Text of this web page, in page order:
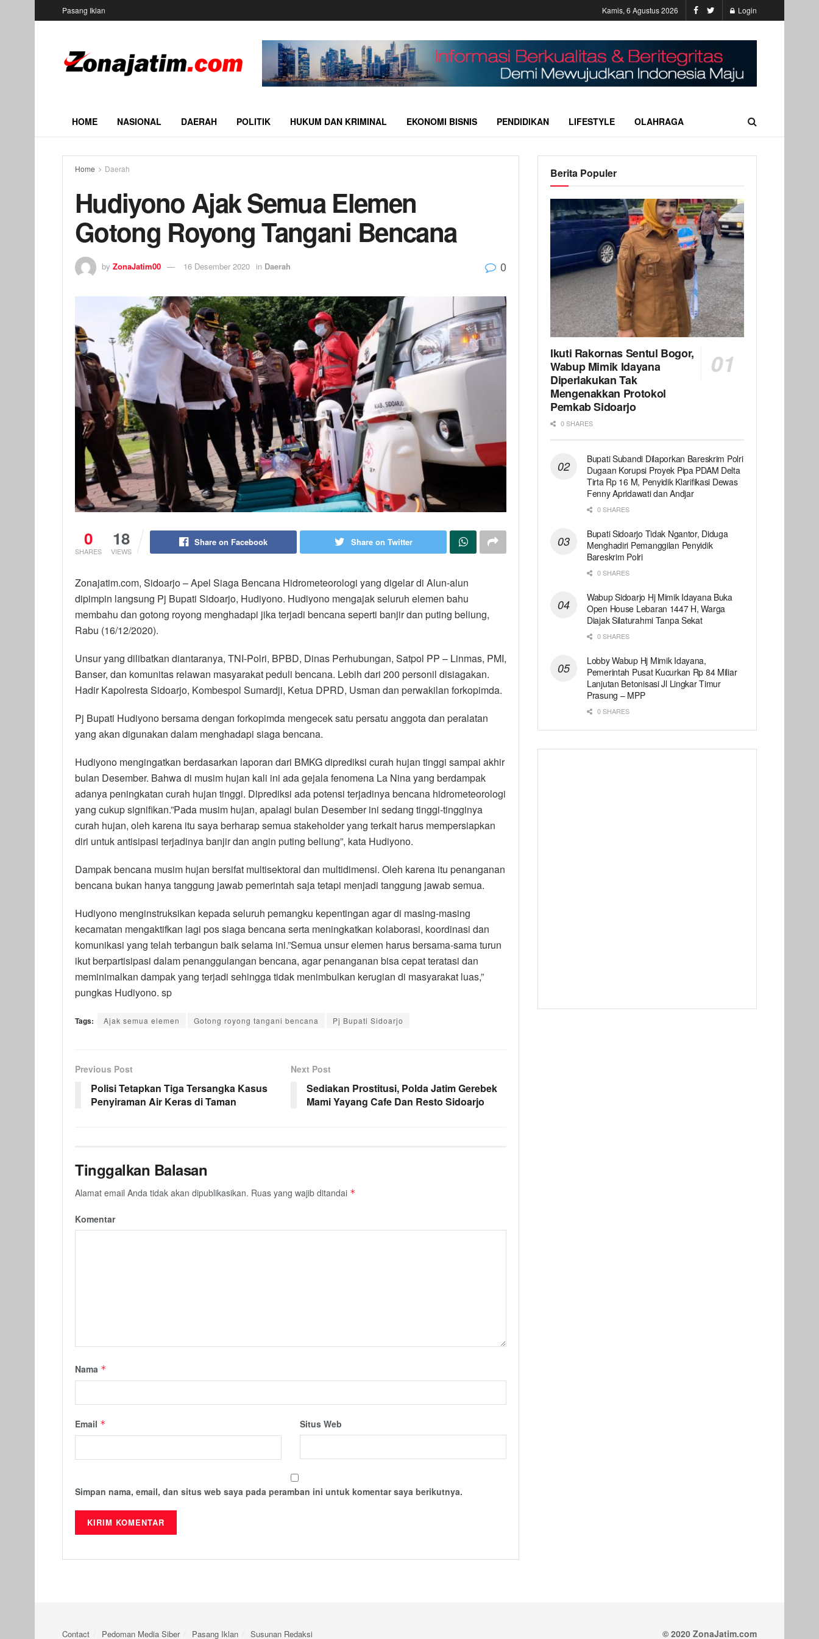
Pasang Iklan Kamis, 6 Agustus 2026 Login
HOME NASIONAL DAERAH POLITIK HUKUM DAN KRIMINAL EKONOMI BISNIS PENDIDIKAN LIFESTYLE OLAHRAGA
Home Daerah
Hudiyono Ajak Semua Elemen
Gotong Royong Tangani Bencana
by ZonaJatim00 16 Desember 2020 in Daerah 0
0
SHARES
18
VIEWS
Share on Facebook Share on Twitter
Zonajatim.com, Sidoarjo – Apel Siaga Bencana Hidrometeorologi yang digelar di Alun-alun
dipimpin langsung Pj Bupati Sidoarjo, Hudiyono. Hudiyono mengajak seluruh elemen bahu
membahu dan gotong royong menghadapi jika terjadi bencana seperti banjir dan puting beliung,
Rabu (16/12/2020).
Unsur yang dilibatkan diantaranya, TNI-Polri, BPBD, Dinas Perhubungan, Satpol PP – Linmas, PMI,
Banser, dan komunitas relawan masyarakat peduli bencana. Lebih dari 200 personil disiagakan.
Hadir Kapolresta Sidoarjo, Kombespol Sumardji, Ketua DPRD, Usman dan perwakilan forkopimda.
Pj Bupati Hudiyono bersama dengan forkopimda mengecek satu persatu anggota dan peralatan
yang akan digunakan dalam menghadapi siaga bencana.
Hudiyono mengingatkan berdasarkan laporan dari BMKG diprediksi curah hujan tinggi sampai akhir
bulan Desember. Bahwa di musim hujan kali ini ada gejala fenomena La Nina yang berdampak
adanya peningkatan curah hujan tinggi. Diprediksi ada potensi terjadinya bencana hidrometeorologi
yang cukup signifikan.”Pada musim hujan, apalagi bulan Desember ini sedang tinggi-tingginya
curah hujan, oleh karena itu saya berharap semua stakeholder yang terkait harus mempersiapkan
diri untuk antisipasi terjadinya banjir dan angin puting beliung”, kata Hudiyono.
Dampak bencana musim hujan bersifat multisektoral dan multidimensi. Oleh karena itu penanganan
bencana bukan hanya tanggung jawab pemerintah saja tetapi menjadi tanggung jawab semua.
Hudiyono menginstruksikan kepada seluruh pemangku kepentingan agar di masing-masing
kecamatan mengaktifkan lagi pos siaga bencana serta meningkatkan kolaborasi, koordinasi dan
komunikasi yang telah terbangun baik selama ini.”Semua unsur elemen harus bersama-sama turun
ikut berpartisipasi dalam penanggulangan bencana, agar penanganan bisa cepat teratasi dan
meminimalkan dampak yang terjadi sehingga tidak menimbulkan kerugian di masyarakat luas,”
pungkas Hudiyono. sp
Tags: Ajak semua elemen Gotong royong tangani bencana Pj Bupati Sidoarjo
Previous Post
Polisi Tetapkan Tiga Tersangka Kasus
Penyiraman Air Keras di Taman
Next Post
Sediakan Prostitusi, Polda Jatim Gerebek
Mami Yayang Cafe Dan Resto Sidoarjo
Tinggalkan Balasan
Alamat email Anda tidak akan dipublikasikan. Ruas yang wajib ditandai *
Komentar
Nama *
Email * Situs Web
Simpan nama, email, dan situs web saya pada peramban ini untuk komentar saya berikutnya.
Berita Populer
Ikuti Rakornas Sentul Bogor,
Wabup Mimik Idayana
Diperlakukan Tak
Mengenakkan Protokol
Pemkab Sidoarjo
0 SHARES
Bupati Subandi Dilaporkan Bareskrim Polri
Dugaan Korupsi Proyek Pipa PDAM Delta
Tirta Rp 16 M, Penyidik Klarifikasi Dewas
Fenny Apridawati dan Andjar
0 SHARES
Bupati Sidoarjo Tidak Ngantor, Diduga
Menghadiri Pemanggilan Penyidik
Bareskrim Polri
0 SHARES
Wabup Sidoarjo Hj Mimik Idayana Buka
Open House Lebaran 1447 H, Warga
Diajak Silaturahmi Tanpa Sekat
0 SHARES
Lobby Wabup Hj Mimik Idayana,
Pemerintah Pusat Kucurkan Rp 84 Miliar
Lanjutan Betonisasi Jl Lingkar Timur
Prasung – MPP
0 SHARES
Contact Pedoman Media Siber Pasang Iklan Susunan Redaksi © 2020 ZonaJatim.com